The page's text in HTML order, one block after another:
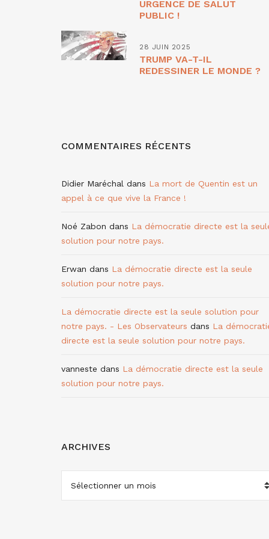
URGENCE DE SALUT
PUBLIC !
28 JUIN 2025
TRUMP VA-T-IL
REDESSINER LE MONDE ?
COMMENTAIRES RÉCENTS
Didier Maréchal dans La mort de Quentin est un
appel à ce que vive la France !
Noé Zabon dans La démocratie directe est la
solution pour notre pays.
Erwan dans La démocratie directe est la seule
solution pour notre pays.
La démocratie directe est la seule solution pour
notre pays. - Les Observateurs dans La
directe est la seule solution pour notre pays.
vanneste dans La démocratie directe est la seule
solution pour notre pays.
ARCHIVES
ARCHIVES